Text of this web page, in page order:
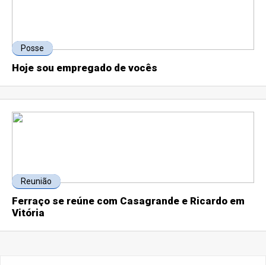
Posse
Hoje sou empregado de vocês
Reunião
Ferraço se reúne com Casagrande e Ricardo em
Vitória